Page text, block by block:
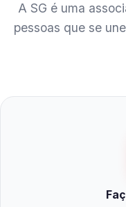
A SG é uma
pessoas que se